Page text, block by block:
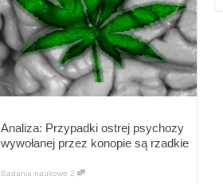
Analiza: Przypadki ostrej psychozy
wywołanej przez konopie są rzadkie
Badania naukowe 2